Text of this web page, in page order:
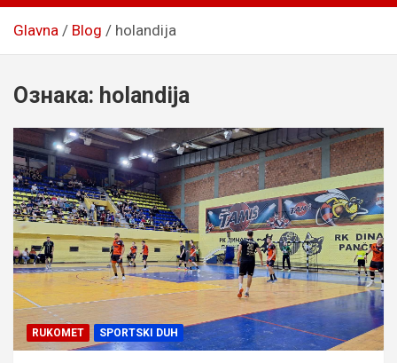
Glavna Blog holandija
Ознака: holandija
RUKOMET SPORTSKI DUH